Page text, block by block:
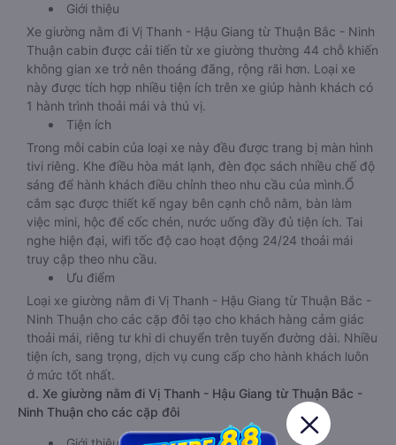
Giới thiệu
Xe giường nằm đi Vị Thanh - Hậu Giang từ Thuận Bắc - Ninh
Thuận cabin được cải tiến từ xe giường thường 44 chỗ khiến
không gian xe trở nên thoáng đãng, rộng rãi hơn. Loại xe
này được tích hợp nhiều tiện ích trên xe giúp hành khách có
1 hành trình thoải mái và thú vị.
Tiện ích
Trong mỗi cabin của loại xe này đều được trang bị màn hình
tivi riêng. Khe điều hòa mát lạnh, đèn đọc sách nhiều chế độ
sáng để hành khách điều chỉnh theo nhu cầu của mình.Ổ
cắm sạc được thiết kế ngay bên cạnh chỗ nằm, bàn làm
việc mini, hộc để cốc chén, nước uống đầy đủ tiện ích. Tai
nghe hiện đại, wifi tốc độ cao hoạt động 24/24 thoải mái
truy cập theo nhu cầu.
Ưu điểm
Loại xe giường nằm đi Vị Thanh - Hậu Giang từ Thuận Bắc -
Ninh Thuận cho các cặp đôi tạo cho khách hàng cảm giác
thoải mái, riêng tư khi di chuyển trên tuyến đường dài. Nhiều
tiện ích, sang trọng, dịch vụ cung cấp cho hành khách luôn
ở mức tốt nhất.
d. Xe giường nằm đi Vị Thanh - Hậu Giang từ Thuận Bắc -
Ninh Thuận cho các cặp đôi